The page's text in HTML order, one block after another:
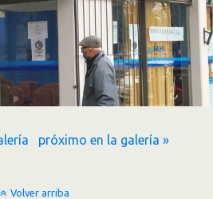
próximo en la galería »
Volver arriba